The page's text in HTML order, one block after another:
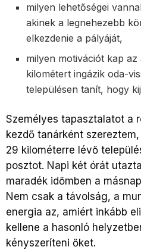
milyen lehetőségei
akinek a legnehezebb
elkezdenie a pályáját,
milyen motivációt kap
kilométert ingázik oda-
településen tanít, hogy
Személyes tapasztalatot a
kezdő tanárként
29 kilométerre lévő
posztot. Napi két órát
maradék időmben a
Nem csak a távolság, a
energia az, amiért inkább
kellene a hasonló
kényszeríteni őket.